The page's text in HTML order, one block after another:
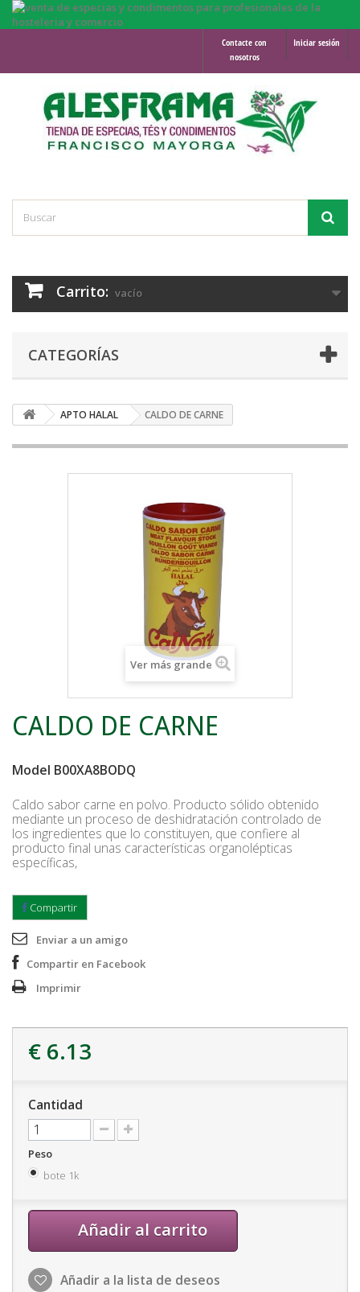
Iniciar sesión
Contacte con
nosotros
Carrito: vacío
CATEGORÍAS
APTO HALAL CALDO DE CARNE
Ver más grande
CALDO DE CARNE
Model B00XA8BODQ
Caldo sabor carne en polvo. Producto sólido obtenido
mediante un proceso de deshidratación controlado de
los ingredientes que lo constituyen, que confiere al
producto final unas características organolépticas
específicas,
Compartir
Enviar a un amigo
Compartir en Facebook
Imprimir
€ 6.13
Cantidad
Peso
bote 1k
Añadir al carrito
Añadir a la lista de deseos